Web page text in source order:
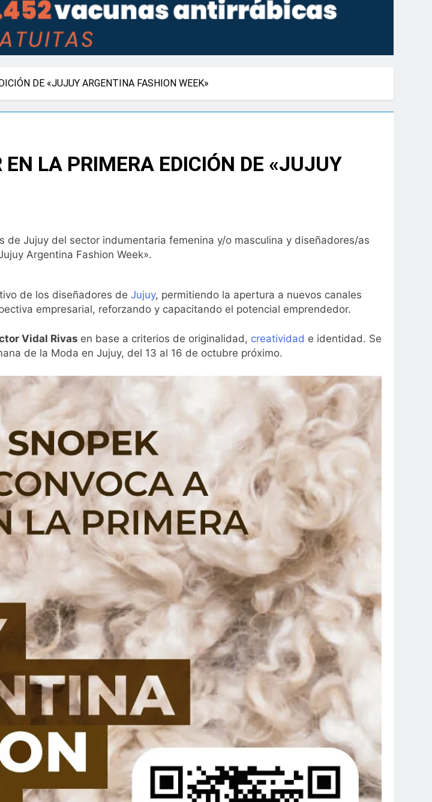
DE «JUJUY ARGENTINA FASHION WEEK»
LA PRIMERA EDICIÓN DE «JUJUY
Jujuy del sector indumentaria femenina y/o masculina y diseñadores/as
Argentina Fashion Week».
de los diseñadores de Jujuy, permitiendo la apertura a nuevos canales
empresarial, reforzando y capacitando el potencial emprendedor.
Vidal Rivas en base a criterios de originalidad, creatividad e identidad. Se
de la Moda en Jujuy, del 13 al 16 de octubre próximo.